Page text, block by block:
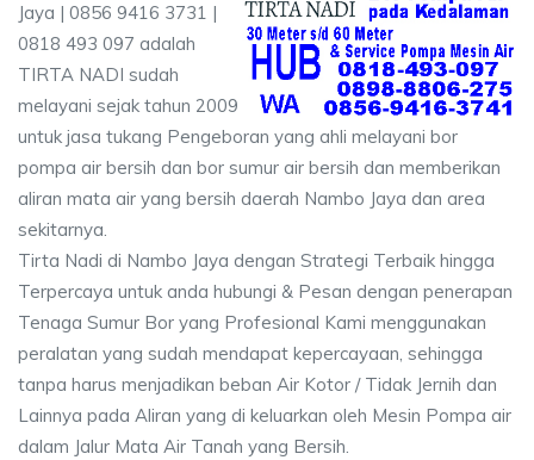
Jaya | 0856 9416 3731 |
0818 493 097 adalah
TIRTA NADI sudah
melayani sejak tahun 2009
untuk jasa tukang Pengeboran yang ahli melayani bor
pompa air bersih dan bor sumur air bersih dan memberikan
aliran mata air yang bersih daerah Nambo Jaya dan area
sekitarnya.
Tirta Nadi di Nambo Jaya dengan Strategi Terbaik hingga
Terpercaya untuk anda hubungi & Pesan dengan penerapan
Tenaga Sumur Bor yang Profesional Kami menggunakan
peralatan yang sudah mendapat kepercayaan, sehingga
tanpa harus menjadikan beban Air Kotor / Tidak Jernih dan
Lainnya pada Aliran yang di keluarkan oleh Mesin Pompa air
dalam Jalur Mata Air Tanah yang Bersih.